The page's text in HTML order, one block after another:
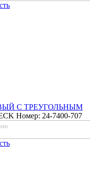
С ТРЕУГОЛЬНЫМ
Номер: 24-7400-707